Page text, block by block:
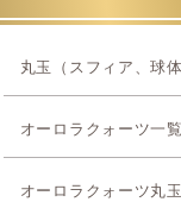
丸玉（スフィア、球
オーロラクォーツ一
オーロラクォーツ丸